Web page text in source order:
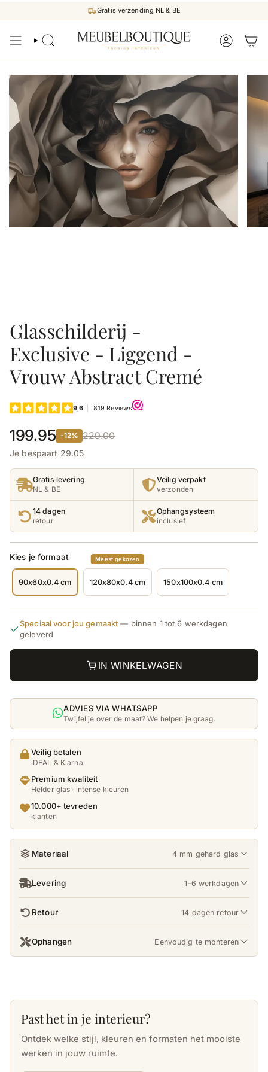
Gratis verzending NL & BE
ZOEKEN ACCOUNT
Glasschilderij -
Exclusive - Liggend -
Vrouw Abstract Cremé
199.95 -12% 229.00
Je bespaart 29.05
Gratis levering
NL & BE
Veilig verpakt
verzonden
14 dagen
retour
Ophangsysteem
inclusief
90x60x0.4 cmDeze
variant
of
niet
120x80x0.4 cmDeze
variant
of
Meest gekozen
150x100x0.4 cmDeze
variant
of
Kies je formaat
Speciaal voor jou gemaakt — binnen 1 tot 6 werkdagen
geleverd
IN WINKELWAGEN
ADVIES VIA WHATSAPP
Twijfel je over de maat? We helpen je graag.
Veilig betalen
iDEAL & Klarna
Premium kwaliteit
Helder glas · intense kleuren
10.000+ tevreden
klanten
Materiaal 4 mm gehard glas
Levering 1–6 werkdagen
Retour 14 dagen retour
Ophangen Eenvoudig te monteren
Past het in je interieur?
Ontdek welke stijl, kleuren en formaten het mooiste
werken in jouw ruimte.